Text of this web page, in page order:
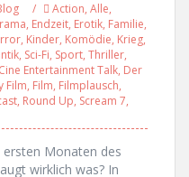
Action, Alle,
, Endzeit, Erotik, Familie,
, Kinder, Komödie, Krieg,
, Sci-Fi, Sport, Thriller,
Cine Entertainment Talk, Der
Film, Film, Filmplausch,
, Round Up, Scream 7,
ersten Monaten des
wirklich was? In